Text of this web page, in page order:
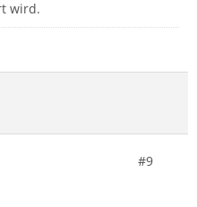
wird.
#9